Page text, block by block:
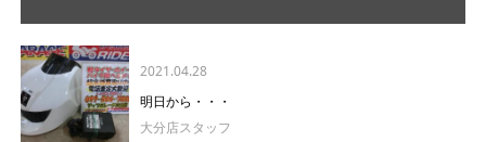
2021.04.28
明日から・・・
大分店スタッフ